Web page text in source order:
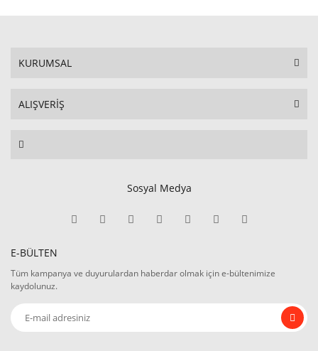
KURUMSAL
ALIŞVERİŞ
Sosyal Medya
E-BÜLTEN
Tüm kampanya ve duyurulardan haberdar olmak için e-bültenimize
kaydolunuz.